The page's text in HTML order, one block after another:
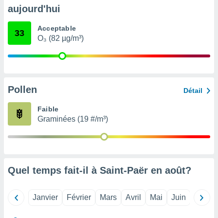
ou
de la
non
des
le
le
aujourd'hui
33 Acceptable
O₃ (82 µg/m³)
Pollen Détail
Faible
Graminées (19 #/m³)
Quel temps fait-il à Saint-Paër en août?
Janvier Février Mars Avril Mai Juin Juillet